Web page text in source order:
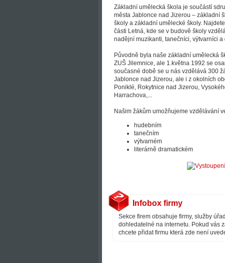
Základní umělecká škola je součástí
města Jablonce nad Jizerou – základní
školy a základní umělecké školy.
části Letná, kde se v budově školy
nadějní muzikanti, tanečníci, výtvarníci
Původně byla naše základní umělecká
ZUŠ Jilemnice, ale 1.května 1992 se
současné době se u nás vzdělává 300
Jablonce nad Jizerou, ale i z okolních
Poniklé, Rokytnice nad Jizerou,
Harrachova,...
Našim žákům umožňujeme vzdělávání
hudebním
tanečním
výtvarném
literárně dramatickém
Infobox firmy
Sekce firem obsahuje firmy, služby
dohledatelné na internetu. Pokud vás
chcete přidat firmu která zde není